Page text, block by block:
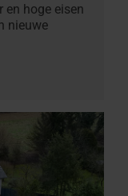
en hoge eisen
nieuwe